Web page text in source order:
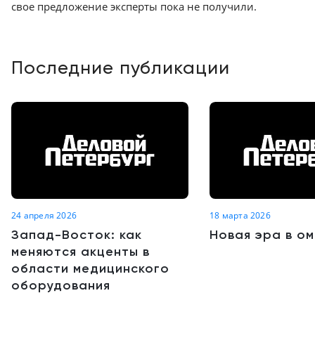
свое предложение эксперты пока не получили.
Последние публикации
24 апреля 2026
Запад-Восток: как
меняются акценты в
области медицинского
оборудования
18 марта 2026
Новая эра в